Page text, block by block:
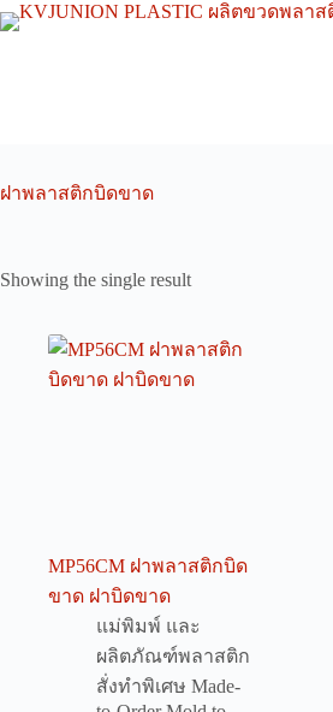
Skip
to
ฝาพลาสติกบิดขาด
Showing the single result
MP56CM ฝาพลาสติกบิด
ขาด ฝาบิดขาด
แม่พิมพ์ และ
ผลิตภัณฑ์พลาสติก
สั่งทำพิเศษ Made-